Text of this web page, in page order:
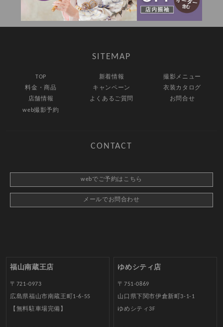
SITEMAP
TOP 新着情報
撮影メニュー
料金・商品
キャンペーン
衣装カタログ
店舗情報
よくあるご質問
お問合せ
web撮影予約
CONTACT
webでご予約はこちら
メールでお問合わせ
福山南蔵王店
〒721-0973
広島県福山市南蔵王町1-6-55
【無料駐車場完備】
ゆめシティ店
〒751-0869
山口県下関市伊倉新町3-1-1
ゆめシティ3F